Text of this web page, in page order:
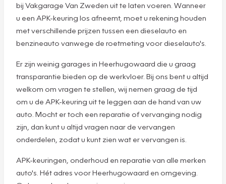
bij Vakgarage Van Zweden uit te laten voeren. Wanneer
u een APK-keuring los afneemt, moet u rekening houden
met verschillende prijzen tussen een dieselauto en
benzineauto vanwege de roetmeting voor dieselauto's.
Er zijn weinig garages in Heerhugowaard die u graag
transparantie bieden op de werkvloer. Bij ons bent u altijd
welkom om vragen te stellen, wij nemen graag de tijd
om u de APK-keuring uit te leggen aan de hand van uw
auto. Mocht er toch een reparatie of vervanging nodig
zijn, dan kunt u altijd vragen naar de vervangen
onderdelen, zodat u kunt zien wat er vervangen is.
APK-keuringen, onderhoud en reparatie van alle merken
auto's. Hét adres voor Heerhugowaard en omgeving.